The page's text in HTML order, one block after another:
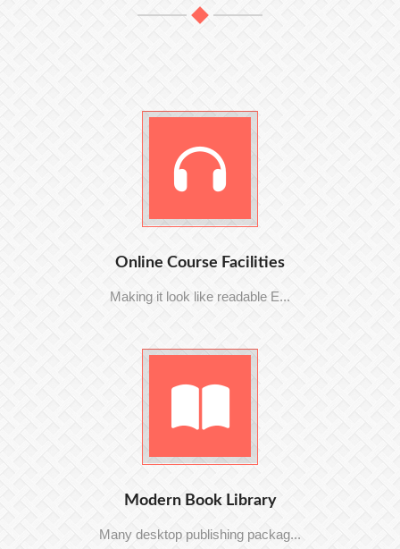
Online Course Facilities
Making it look like readable E...
Modern Book Library
Many desktop publishing packag...